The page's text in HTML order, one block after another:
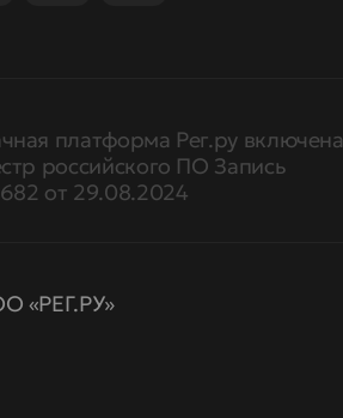
платформа Рег.ру включена
российского ПО Запись
от 29.08.2024
«РЕГ.РУ»